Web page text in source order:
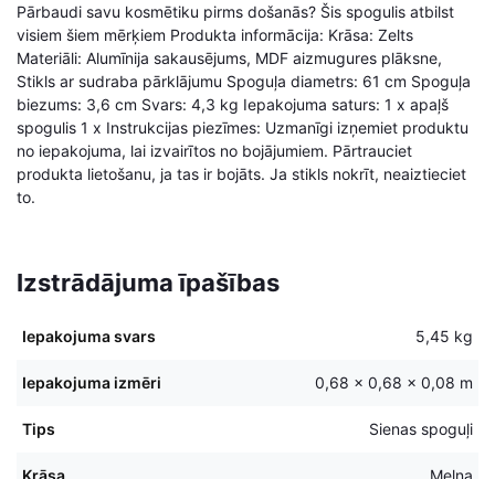
Pārbaudi savu kosmētiku pirms došanās? Šis spogulis atbilst
visiem šiem mērķiem Produkta informācija: Krāsa: Zelts
Materiāli: Alumīnija sakausējums, MDF aizmugures plāksne,
Stikls ar sudraba pārklājumu Spoguļa diametrs: 61 cm Spoguļa
biezums: 3,6 cm Svars: 4,3 kg Iepakojuma saturs: 1 x apaļš
spogulis 1 x Instrukcijas piezīmes: Uzmanīgi izņemiet produktu
no iepakojuma, lai izvairītos no bojājumiem. Pārtrauciet
produkta lietošanu, ja tas ir bojāts. Ja stikls nokrīt, neaiztieciet
to.
Izstrādājuma īpašības
Iepakojuma svars 5,45 kg
Iepakojuma izmēri 0,68 × 0,68 × 0,08 m
Tips Sienas spoguļi
Krāsa Melna